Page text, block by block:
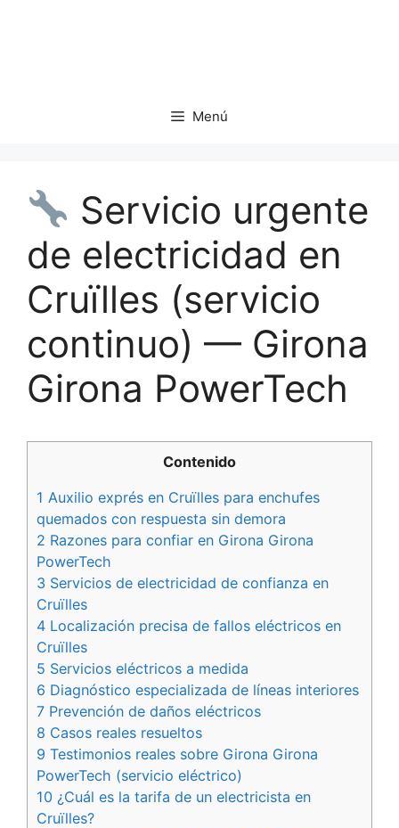
Menú
Servicio urgente
de electricidad en
Cruïlles (servicio
continuo) — Girona
Girona PowerTech
Contenido
1 Auxilio exprés en Cruïlles para enchufes
quemados con respuesta sin demora
2 Razones para confiar en Girona Girona
PowerTech
3 Servicios de electricidad de confianza en
Cruïlles
4 Localización precisa de fallos eléctricos en
Cruïlles
5 Servicios eléctricos a medida
6 Diagnóstico especializada de líneas interiores
7 Prevención de daños eléctricos
8 Casos reales resueltos
9 Testimonios reales sobre Girona Girona
PowerTech (servicio eléctrico)
10 ¿Cuál es la tarifa de un electricista en
Cruïlles?